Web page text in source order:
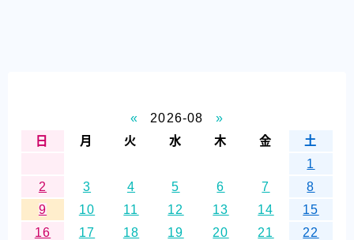
« 2026-08
»
日
月 火 水 木 金
土
1
2
3 4 5 6 7
8
9
10 11 12 13 14
15
16
17 18 19 20 21
22